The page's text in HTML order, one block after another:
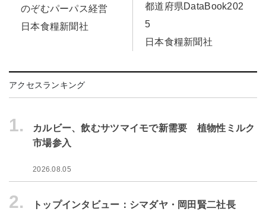
のぞむパーパス経営
日本食糧新聞社
都道府県DataBook202
5
日本食糧新聞社
アクセスランキング
1.
カルビー、飲むサツマイモで新需要 植物性ミルク
市場参入
2026.08.05
2. トップインタビュー：シマダヤ・岡田賢二社長